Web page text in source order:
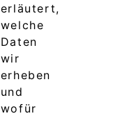
erläutert,
welche
Daten
wir
erheben
und
wofür